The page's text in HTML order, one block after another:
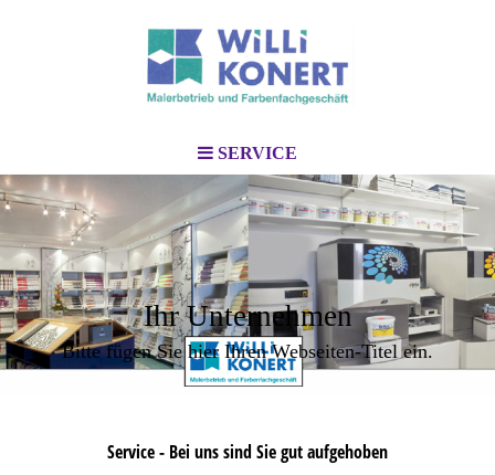
SERVICE
Ihr Unternehmen
Bitte fügen Sie hier Ihren Webseiten-Titel ein.
Service - Bei uns sind Sie gut aufgehoben